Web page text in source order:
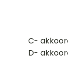
​C-
D-